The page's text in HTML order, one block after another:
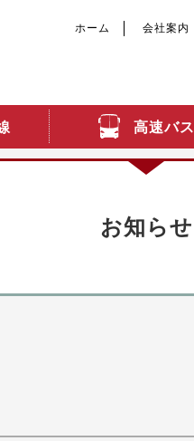
ホーム 会社案内
高速バス
お知らせ